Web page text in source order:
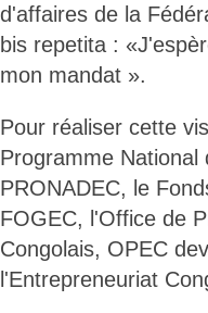
d'affaires de la
bis repetita :
mon mandat ».
Pour réaliser cette
Programme
PRONADEC, le
FOGEC, l'Office de
Congolais, OPEC
l'Entrepreneuriat